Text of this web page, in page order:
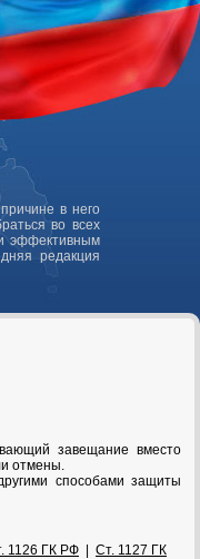
в него
во всех
эффективным
редакция
завещание вместо
отмены.
способами защиты
1126 ГК РФ
Ст. 1127 ГК